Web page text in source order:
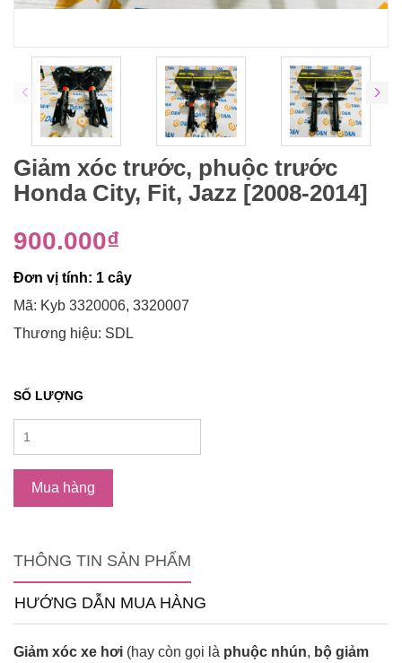
Giảm xóc trước, phuộc trước
Honda City, Fit, Jazz [2008-2014]
900.000₫
Đơn vị tính: 1 cây
Mã: Kyb 3320006, 3320007
Thương hiệu: SDL
SỐ LƯỢNG
Mua hàng
THÔNG TIN SẢN PHẨM
HƯỚNG DẪN MUA HÀNG
Giảm xóc xe hơi (hay còn gọi là phuộc nhún, bộ giảm